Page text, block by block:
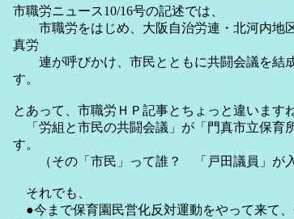
市職労ニュース10/16号の記述では、
市職労をはじめ、大阪自治労連・北河内地
真労
連が呼びかけ、市民とともに共闘会議を結
す。
とあって、市職労ＨＰ記事とちょっと違いますね
「労組と市民の共闘会議」が「門真市立保育
す。
（その「市民」って誰？ 「戸田議員」が入
それでも、
●今まで保育園民営化反対運動をやって来て